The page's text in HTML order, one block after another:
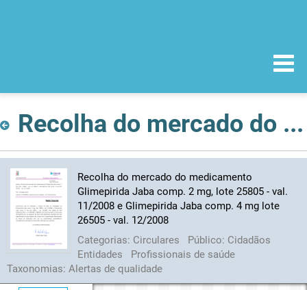
Recolha do mercado do medicamento Glimepirida Jaba comp. 2 mg, lote 25805 - val. 11/2008 e Glimepirida Jaba comp. 4 mg lote 26505 - val. 12/2008
Recolha do mercado do medicamento
Glimepirida Jaba comp. 2 mg, lote 25805 - val.
11/2008 e Glimepirida Jaba comp. 4 mg lote
26505 - val. 12/2008
Categorias: Circulares Público: Cidadãos
Entidades
Profissionais de saúde
Taxonomias: Alertas de qualidade